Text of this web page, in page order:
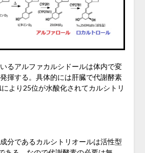
るアルファカルシドールは体内で変
揮する。具体的には肝臓で代謝酵素
により25位が水酸化されてカルシトリ
分であるカルシトリオールは活性型